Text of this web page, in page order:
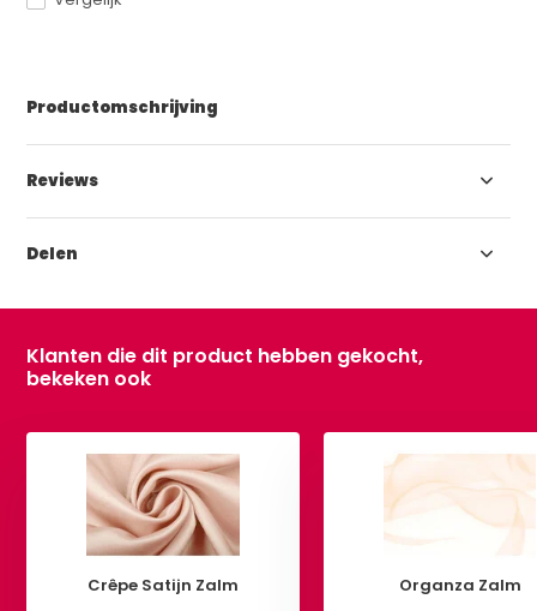
Productomschrijving
Reviews
Delen
Klanten die dit product hebben gekocht,
bekeken ook
Crêpe Satijn Zalm Organza Zalm